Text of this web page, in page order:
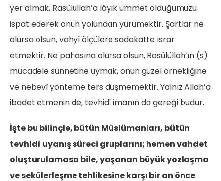
yer almak, Rasûlullah’a lâyık ümmet olduğumuzu
ispat ederek onun yolundan yürümektir. Şartlar ne
olursa olsun, vahyî ölçülere sadakatte ısrar
etmektir. Ne pahasına olursa olsun, Rasûlüllah’ın (s)
mücadele sünnetine uymak, onun güzel örnekliğine
ve nebevî yönteme ters düşmemektir. Yalnız Allah’a
ibadet etmenin de, tevhidî imanın da gereği budur.
İşte bu bilinçle, bütün Müslümanları, bütün
tevhidî uyanış süreci gruplarını; hemen vahdet
oluşturulamasa bile, yaşanan büyük yozlaşma
ve sekülerleşme tehlikesine karşı bir an önce